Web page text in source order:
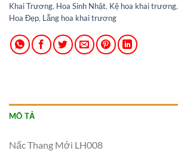
Khai Trương, Hoa Sinh Nhật, Kệ hoa khai trương,
Hoa Đẹp, Lẵng hoa khai trương
MÔ TẢ
Nấc Thang Mới LH008